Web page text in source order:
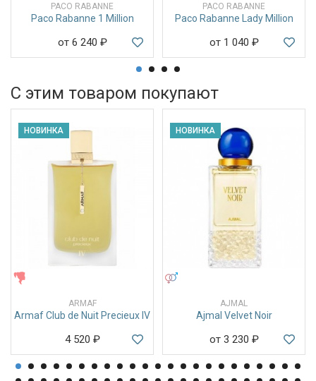
PACO RABANNE
Paco Rabanne 1 Million
от 6 240 ₽
PACO RABANNE
Paco Rabanne Lady Million
от 1 040 ₽
С этим товаром покупают
НОВИНКА
ARMAF
Armaf Club de Nuit Precieux IV
4 520 ₽
НОВИНКА
AJMAL
Ajmal Velvet Noir
от 3 230 ₽